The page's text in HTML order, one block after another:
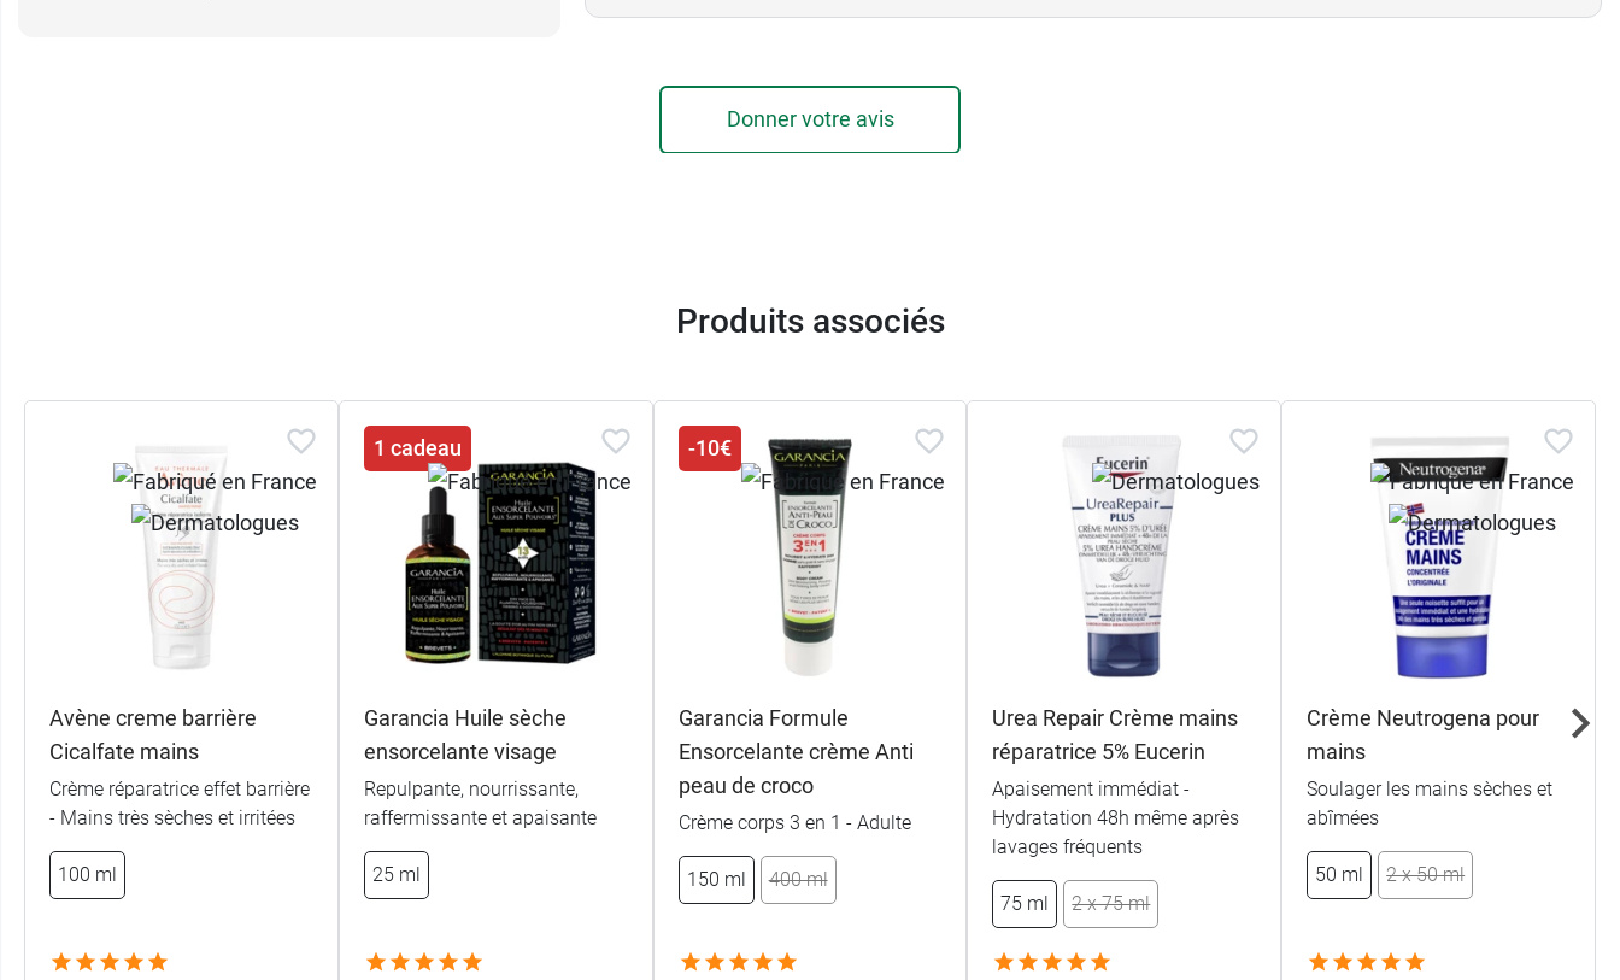
Donner votre avis
Produits associés
Avène creme barrière
Cicalfate mains
Crème réparatrice effet barrière
- Mains très sèches et irritées
100 ml
1 cadeau
Garancia Huile sèche
ensorcelante visage
Repulpante, nourrissante,
raffermissante et apaisante
25 ml
-10€
Garancia Formule
Ensorcelante crème Anti
peau de croco
Crème corps 3 en 1 - Adulte
150 ml 400 ml
Urea Repair Crème mains
réparatrice 5% Eucerin
Apaisement immédiat -
Hydratation 48h même après
lavages fréquents
75 ml 2 x 75 ml
Crème Neutrogena pour
mains
Soulager les mains sèches et
abîmées
50 ml 2 x 50 ml